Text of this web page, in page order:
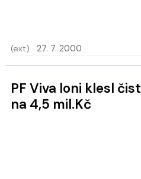
(ext) 27. 7. 2000
PF Viva loni klesl čistý zisk o polovinu
na 4,5 mil.Kč